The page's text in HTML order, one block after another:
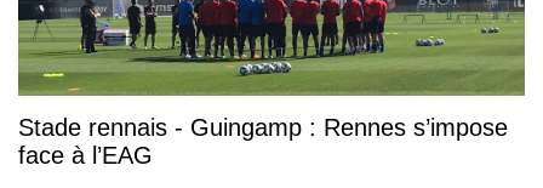
Stade rennais - Guingamp : Rennes s’impose
face à l’EAG